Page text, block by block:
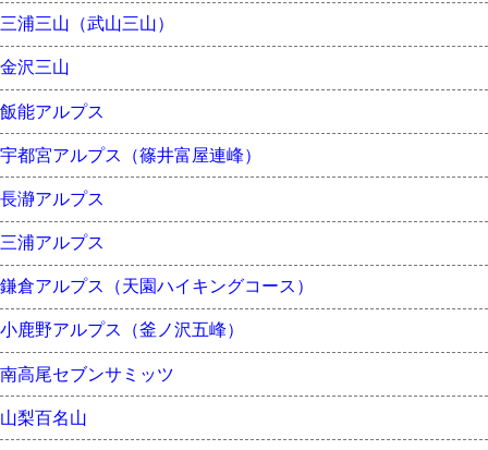
三浦三山（武山三山）
金沢三山
飯能アルプス
宇都宮アルプス（篠井富屋連峰）
長瀞アルプス
三浦アルプス
鎌倉アルプス（天園ハイキングコース）
小鹿野アルプス（釜ノ沢五峰）
南高尾セブンサミッツ
山梨百名山